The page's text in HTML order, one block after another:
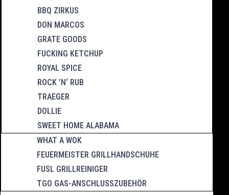
BBQ ZIRKUS
DON MARCOS
GRATE GOODS
FUCKING KETCHUP
ROYAL SPICE
ROCK ’N‘ RUB
TRAEGER
DOLLIE
SWEET HOME ALABAMA
WHAT A WOK
FEUERMEISTER GRILLHANDSCHUHE
FUSL GRILLREINIGER
TGO GAS-ANSCHLUSSZUBEHÖR